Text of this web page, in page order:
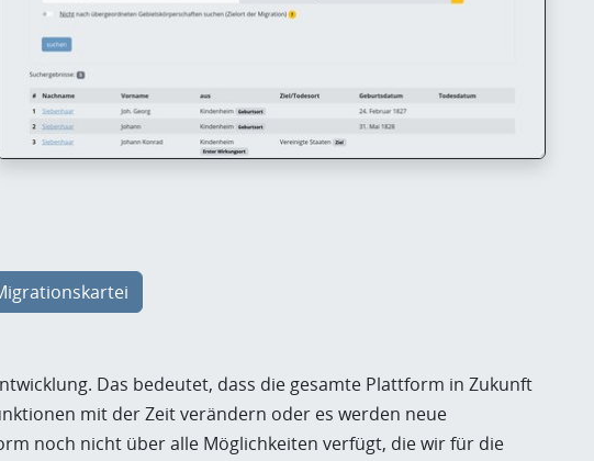
Das bedeutet, dass die gesamte Plattform in Zukunft
mit der Zeit verändern oder es werden neue
noch nicht über alle Möglichkeiten verfügt, die wir für die